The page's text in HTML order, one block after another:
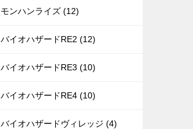
モンハンライズ (12)
バイオハザードRE2 (12)
バイオハザードRE3 (10)
バイオハザードRE4 (10)
バイオハザードヴィレッジ (4)